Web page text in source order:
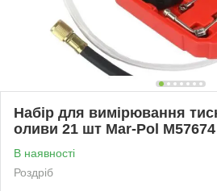
Набір для вимірювання
оливи 21 шт Mar-Pol M57674
В наявності
Роздріб